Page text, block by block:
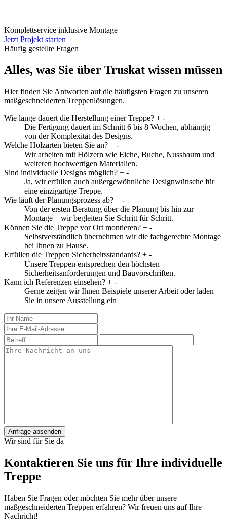
Komplettservice inklusive Montage
Jetzt Projekt starten
Häufig gestellte Fragen
Alles, was Sie über Truskat wissen müssen
Hier finden Sie Antworten auf die häufigsten Fragen zu unseren
maßgeschneiderten Treppenlösungen.
Wie lange dauert die Herstellung einer Treppe? + -
Die Fertigung dauert im Schnitt 6 bis 8 Wochen, abhängig
von der Komplexität des Designs.
Welche Holzarten bieten Sie an? + -
Wir arbeiten mit Hölzern wie Eiche, Buche, Nussbaum und
weiteren hochwertigen Materialien.
Sind individuelle Designs möglich? + -
Ja, wir erfüllen auch außergewöhnliche Designwünsche für
eine einzigartige Treppe.
Wie läuft der Planungsprozess ab? + -
Von der ersten Beratung über die Planung bis hin zur
Montage – wir begleiten Sie Schritt für Schritt.
Können Sie die Treppe vor Ort montieren? + -
Selbstverständlich übernehmen wir die fachgerechte Montage
bei Ihnen zu Hause.
Erfüllen die Treppen Sicherheitsstandards? + -
Unsere Treppen entsprechen den höchsten
Sicherheitsanforderungen und Bauvorschriften.
Kann ich Referenzen einsehen? + -
Gerne zeigen wir Ihnen Beispiele unserer Arbeit oder laden
Sie in unsere Ausstellung ein
Anfrage absenden
Wir sind für Sie da
Kontaktieren Sie uns für Ihre individuelle
Treppe
Haben Sie Fragen oder möchten Sie mehr über unsere
maßgeschneiderten Treppen erfahren? Wir freuen uns auf Ihre
Nachricht!